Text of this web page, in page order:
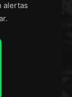
alertas